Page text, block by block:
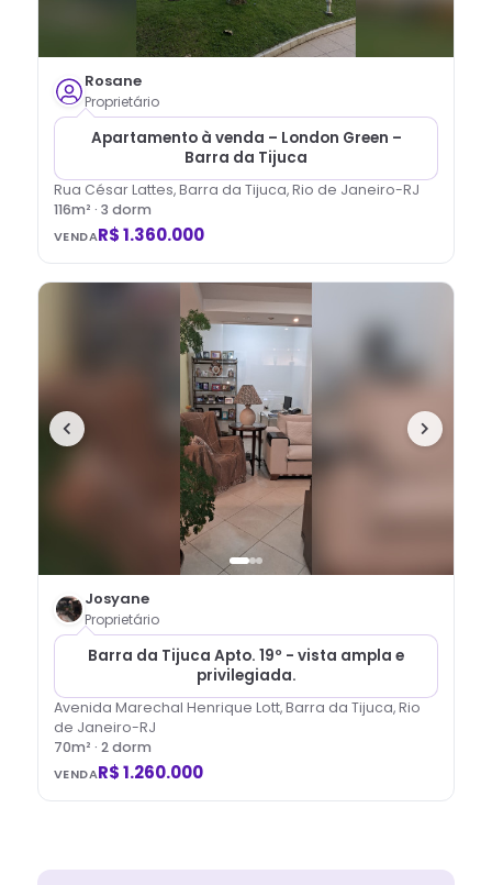
Rosane
Proprietário
Apartamento à venda – London Green –
Barra da Tijuca
Rua César Lattes, Barra da Tijuca, Rio de Janeiro-RJ
116m² · 3 dorm
VENDAR$ 1.360.000
Josyane
Proprietário
Barra da Tijuca Apto. 19º - vista ampla e
privilegiada.
Avenida Marechal Henrique Lott, Barra da Tijuca, Rio
de Janeiro-RJ
70m² · 2dorm
VENDAR$ 1.260.000